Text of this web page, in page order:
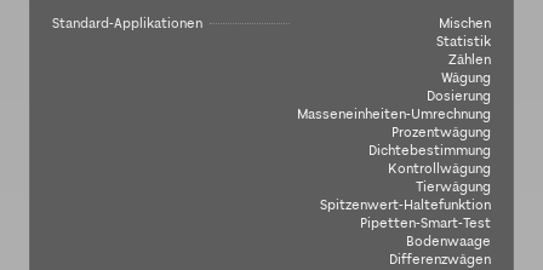
Standard-Applikationen
Mischen
Statistik
Zählen
Wägung
Dosierung
Masseneinheiten-Umrechnung
Prozentwägung
Dichtebestimmung
Kontrollwägung
Tierwägung
Spitzenwert-Haltefunktion
Pipetten-Smart-Test
Bodenwaage
Differenzwägen